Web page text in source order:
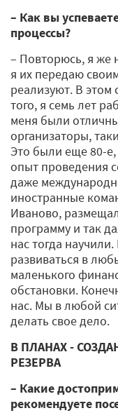
– Как вы
процессы?
– Повторюсь, я же
я их передаю
реализуют. В этом
того, я семь лет
меня были
организаторы,
Это были еще 80-
опыт проведения
даже
иностранные
Иваново,
программу и так
нас тогда
развиваться в
маленького
обстановки.
нас. Мы в любой
делать свое дело.
В ПЛАНАХ -
РЕЗЕРВА
– Какие
рекомендуете